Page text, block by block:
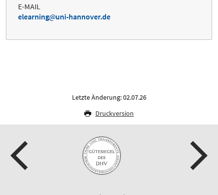
E-MAIL
elearning
uni-hannover.de
Letzte Änderung: 02.07.26
Druckversion